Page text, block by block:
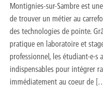
Montignies-sur-Sambre est
de trouver un métier au
des technologies de pointe.
pratique en laboratoire et
professionnel, les étudiant·e·s
indispensables pour intégrer
immédiatement au coeur de